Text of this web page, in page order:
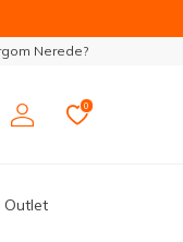
Nerede?
0
Outlet